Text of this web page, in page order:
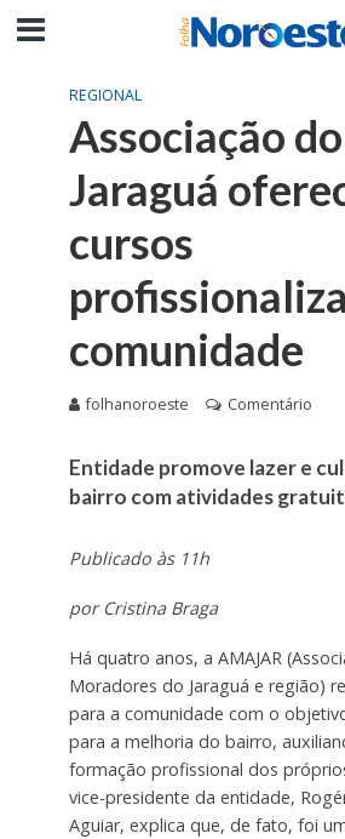
REGIONAL
Associação do
Jaraguá
cursos
comunidade
folhanoroeste Comentário
Entidade promove lazer e
bairro com atividades
Publicado às 11h
por Cristina Braga
Há quatro anos, a AMAJAR
Moradores do Jaraguá e região)
para a comunidade com o
para a melhoria do bairro,
formação profissional dos
vice-presidente da entidade,
Aguiar, explica que, de fato, foi